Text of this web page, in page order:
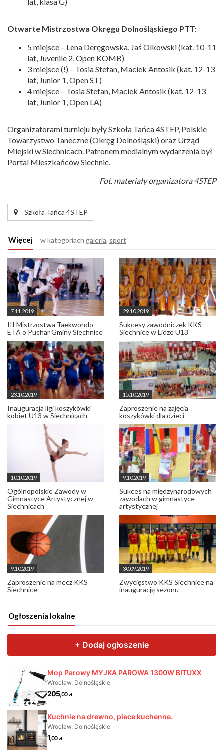
Otwarte Mistrzostwa Okręgu Dolnośląskiego PTT:
5 miejsce – Lena Deręgowska, Jaś Olkowski (kat. 10-11
lat, Juvenile 2, Open KOMB)
3 miejsce (!) – Tosia Stefan, Maciek Antosik (kat. 12-13
lat, Junior 1, Open ST)
4 miejsce – Tosia Stefan, Maciek Antosik (kat. 12-13
lat, Junior 1, Open LA)
Organizatorami turnieju były Szkoła Tańca 4STEP, Polskie
Towarzystwo Taneczne (Okręg Dolnośląski) oraz Urząd
Miejski w Siechnicach. Patronem medialnym wydarzenia był
Portal Mieszkańców Siechnic.
Fot. materiały organizatora 4STEP
Szkoła Tańca 4STEP
Więcej w kategoriach galeria, sport
7.11.2019
III Mistrzostwa Taekwondo
ETA o Puchar Gminy Siechnice
29.10.2019
Sukcesy zawodniczek KKS
Siechnice w Lidze U13
23.10.2019
Inauguracja ligi koszykówki
kobiet U13 w Siechnicach
15.10.2019
Zaproszenie na zajęcia
koszykówki dla dzieci
10.10.2019
Ogólnopolskie Zawody w
Gimnastyce Artystycznej w
Siechnicach
9.10.2019
Sukces na międzynarodowych
zawodach w gimnastyce
artystycznej
9.10.2019
Zaproszenie na mecz KKS
Siechnice
30.09.2019
Zwycięstwo KKS Siechnice na
inaugurację sezonu
Ogłoszenia lokalne